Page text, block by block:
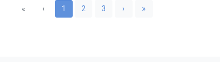
« ‹ 1 2 3 › »